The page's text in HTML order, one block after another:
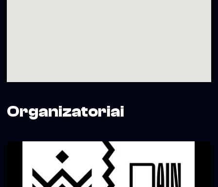
Organizatoriai